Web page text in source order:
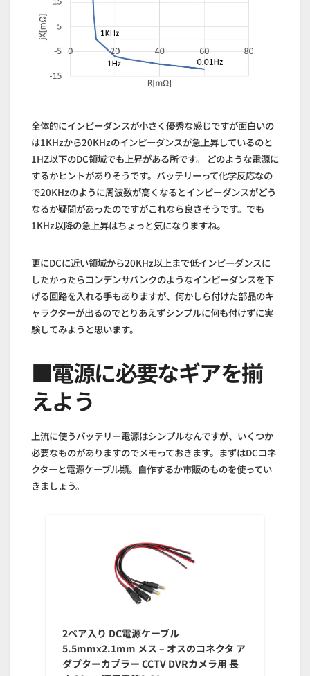
全体的にインピーダンスが小さく優秀な感じですが面白いの
は1KHzから20KHzのインピーダンスが急上昇しているのと
1HZ以下のDC領域でも上昇がある所です。 どのような電源に
するかヒントがありそうです。バッテリーって化学反応なの
で20KHzのように周波数が高くなるとインピーダンスがどう
なるか疑問があったのですがこれなら良さそうです。でも
1KHz以降の急上昇はちょっと気になりますね。
更にDCに近い領域から20KHz以上まで低インピーダンスに
したかったらコンデンサバンクのようなインピーダンスを下
げる回路を入れる手もありますが、何かしら付けた部品のキ
ャラクターが出るのでとりあえずシンプルに何も付けずに実
験してみようと思います。
■電源に必要なギアを揃
えよう
上流に使うバッテリー電源はシンプルなんですが、いくつか
必要なものがありますのでメモっておきます。まずはDCコネ
クターと電源ケーブル類。自作するか市販のものを使ってい
きましょう。
2ペア入り DC電源ケーブル
5.5mmx2.1mm メス – オスのコネクタ ア
ダプターカプラー CCTV DVRカメラ用 長